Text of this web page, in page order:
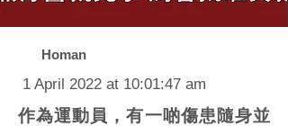
Homan
1 April 2022 at 10:01:47 am
作為運動員，有一啲傷患隨身並